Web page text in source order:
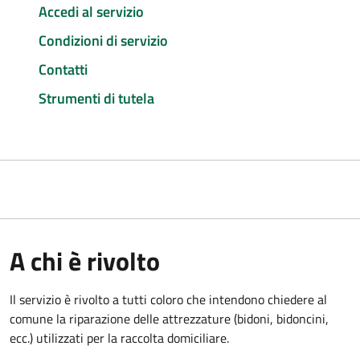
Accedi al servizio
Condizioni di servizio
Contatti
Strumenti di tutela
A chi è rivolto
Il servizio è rivolto a tutti coloro che intendono chiedere al
comune la riparazione delle attrezzature (bidoni, bidoncini,
ecc.) utilizzati per la raccolta domiciliare.